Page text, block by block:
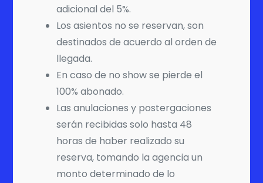
adicional del 5%.
Los asientos no se reservan, son
destinados de acuerdo al orden de
llegada.
En caso de no show se pierde el
100% abonado.
Las anulaciones y postergaciones
serán recibidas solo hasta 48
horas de haber realizado su
reserva, tomando la agencia un
monto determinado de lo